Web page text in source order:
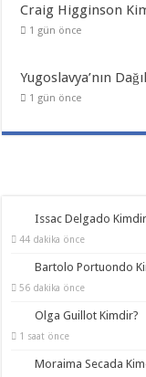
Craig Higginson
1 gün önce
Yugoslavya’nın
1 gün önce
Issac Delgado
44 dakika önce
Bartolo Portuondo
56 dakika önce
Olga Guillot Kimdir?
1 saat önce
Moraima Secada